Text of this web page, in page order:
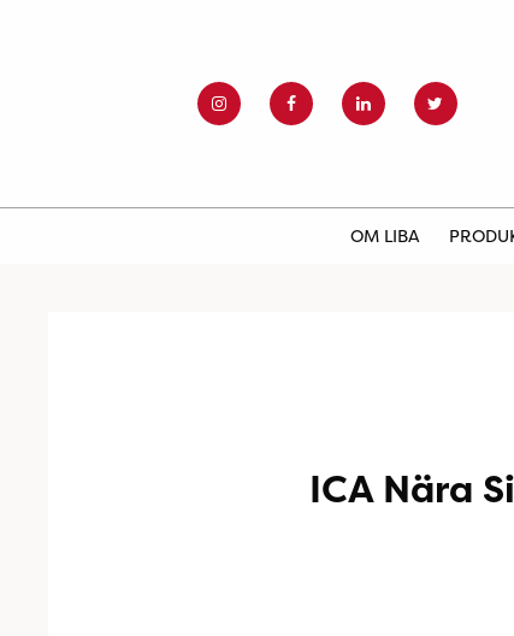
OM LIBA
ICA Nära